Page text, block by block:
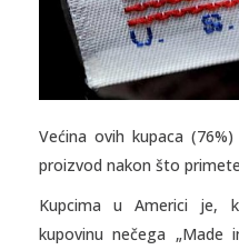
Većina ovih kupaca
proizvod nakon što
Kupcima u Americi je,
kupovinu nečega